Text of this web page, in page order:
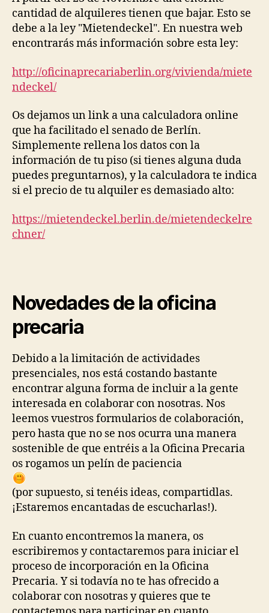
cantidad de alquileres tienen que bajar. Esto se
debe a la ley "Mietendeckel". En nuestra web
encontrarás más información sobre esta ley:
http://oficinaprecariaberlin.org/vivienda/miete
ndeckel/
Os dejamos un link a una calculadora online
que ha facilitado el senado de Berlín.
Simplemente rellena los datos con la
información de tu piso (si tienes alguna duda
puedes preguntarnos), y la calculadora te indica
si el precio de tu alquiler es demasiado alto:
https://mietendeckel.berlin.de/mietendeckelre
chner/
Novedades de la oficina
precaria
Debido a la limitación de actividades
presenciales, nos está costando bastante
encontrar alguna forma de incluir a la gente
interesada en colaborar con nosotras. Nos
leemos vuestros formularios de colaboración,
pero hasta que no se nos ocurra una manera
sostenible de que entréis a la Oficina Precaria
os rogamos un pelín de paciencia
(por supuesto, si tenéis ideas, compartidlas.
¡Estaremos encantadas de escucharlas!).
En cuanto encontremos la manera, os
escribiremos y contactaremos para iniciar el
proceso de incorporación en la Oficina
Precaria. Y si todavía no te has ofrecido a
colaborar con nosotras y quieres que te